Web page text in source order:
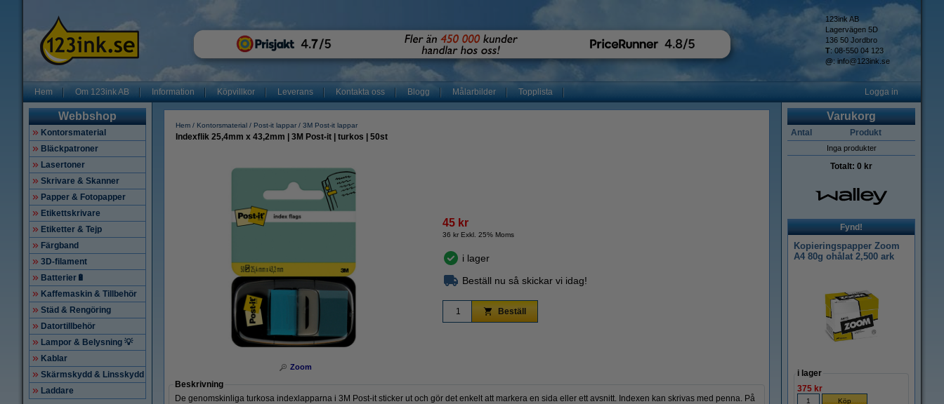
123ink AB
Lagervägen 5D
136 50 Jordbro
T: 08-550 04 123
@: info@123ink.se
Hem Om 123ink AB Information Köpvillkor Leverans Kontakta oss Blogg Målarbilder Topplista Logga in
Webbshop
Kontorsmaterial
Bläckpatroner
Lasertoner
Skrivare & Skanner
Papper & Fotopapper
Etikettskrivare
Etiketter & Tejp
Färgband
3D-filament
Batterier🔋
Kaffemaskin & Tillbehör
Städ & Rengöring
Datortillbehör
Lampor & Belysning 💡
Kablar
Skärmskydd & Linsskydd
Laddare
Hem Kontorsmaterial Post-it lappar 3M Post-it lappar
Indexflik 25,4mm x 43,2mm | 3M Post-it | turkos | 50st
Zoom
45 kr
36 kr Exkl. 25% Moms
i lager
Beställ nu så skickar vi idag!
Beställ
Beskrivning
De genomskinliga turkosa indexlapparna i 3M Post-it sticker ut och gör det enkelt att markera en sida eller ett avsnitt. Indexen kan skrivas med penna. På
Varukorg
Antal Produkt
Inga produkter
Totalt: 0 kr
Fynd!
Kopieringspapper Zoom
A4 80g ohålat 2,500 ark
i lager
375 kr